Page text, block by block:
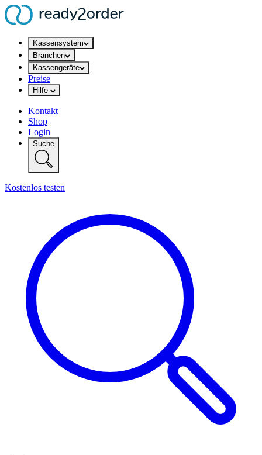
Kassensystem
Branchen
Kassengeräte
Preise
Hilfe
Kontakt
Shop
Login
Suche
Kostenlos testen